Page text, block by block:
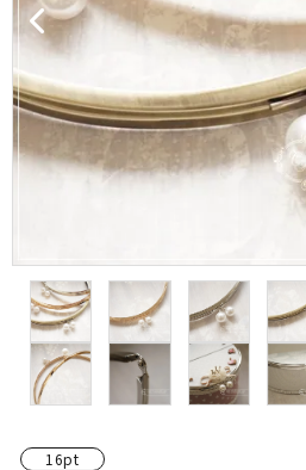
カルトナージュLeather用
金具・パーツ類
フルキット
道具類
基本材料
16pt